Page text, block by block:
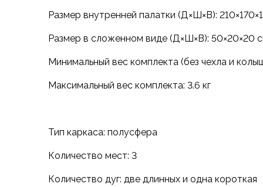
Гамаши, бахилы
Аксессуары для обуви
Шнурки, стельки
Клей
Варежки и перчатки
Зимние перчатки
Всесезонные перчатки
Размер внутренней палатки (Д×Ш×В):
Размер в сложенном виде (Д×Ш×В): 50×20×20
Минимальный вес комплекта (без чехла и
Максимальный вес комплекта: 3.6 кг
Тип каркаса: полусфера
Количество мест: 3
Количество дуг: две длинных и одна короткая